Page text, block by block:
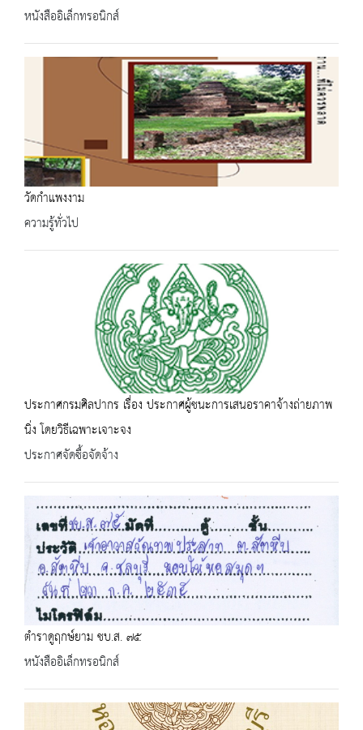
หนังสืออิเล็กทรอนิกส์
วัดกำแพงงาม
ความรู้ทั่วไป
ประกาศกรมศิลปากร เรื่อง ประกาศผู้ชนะการเสนอราคาจ้างถ่ายภาพ
นิ่ง โดยวิธีเฉพาะเจาะจง
ประกาศจัดซื้อจัดจ้าง
ตำราดูฤกษ์ยาม ชบ.ส. ๗๕
หนังสืออิเล็กทรอนิกส์